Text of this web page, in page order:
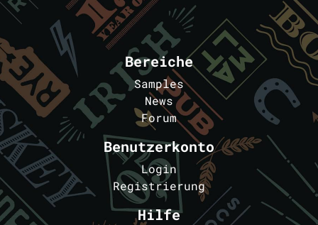
Bereiche
Samples
News
Forum
Benutzerkonto
Login
Registrierung
Hilfe